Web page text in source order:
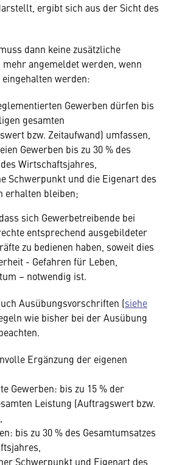
ergibt sich aus der Sicht des
dann keine zusätzliche
angemeldet werden, wenn
werden:
Gewerben dürfen bis
gesamten
bzw. Zeitaufwand) umfassen,
Gewerben bis zu 30 % des
Wirtschaftsjahres,
Schwerpunkt und die Eigenart des
erhalten bleiben;
sich Gewerbetreibende bei
entsprechend ausgebildeter
zu bedienen haben, soweit dies
- Gefahren für Leben,
– notwendig ist.
Ausübungsvorschriften (siehe
wie bisher bei der Ausübung
Ergänzung der eigenen
Gewerben: bis zu 15 % der
Leistung (Auftragswert bzw.
bis zu 30 % des Gesamtumsatzes
Schwerpunkt und Eigenart des